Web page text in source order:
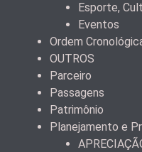
Esporte,
Eventos
Ordem
OUTROS
Parceiro
Passagens
Patrimônio
Planejamento e